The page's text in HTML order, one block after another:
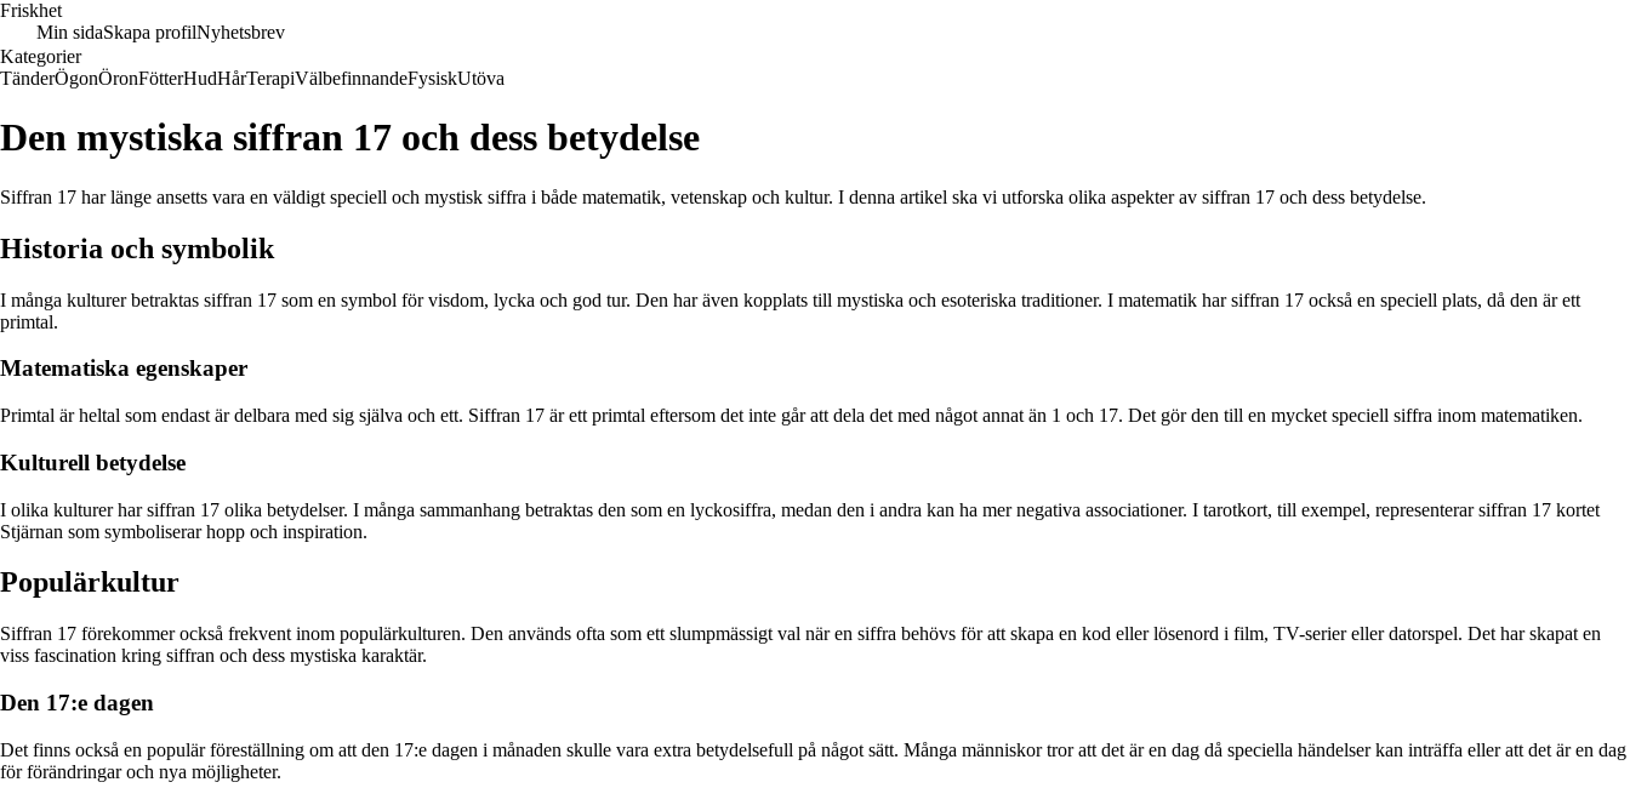
Friskhet
Min sidaSkapa profilNyhetsbrev
Kategorier
TänderÖgonÖronFötterHudHårTerapiVälbefinnandeFysiskUtöva
Den mystiska siffran 17 och dess betydelse
Siffran 17 har länge ansetts vara en väldigt speciell och mystisk siffra i både matematik, vetenskap och kultur. I denna artikel ska vi utforska olika aspekter av siffran 17 och dess betydelse.
Historia och symbolik
I många kulturer betraktas siffran 17 som en symbol för visdom, lycka och god tur. Den har även kopplats till mystiska och esoteriska traditioner. I matematik har siffran 17 också en speciell plats, då den är ett
primtal.
Matematiska egenskaper
Primtal är heltal som endast är delbara med sig själva och ett. Siffran 17 är ett primtal eftersom det inte går att dela det med något annat än 1 och 17. Det gör den till en mycket speciell siffra inom matematiken.
Kulturell betydelse
I olika kulturer har siffran 17 olika betydelser. I många sammanhang betraktas den som en lyckosiffra, medan den i andra kan ha mer negativa associationer. I tarotkort, till exempel, representerar siffran 17 kortet
Stjärnan som symboliserar hopp och inspiration.
Populärkultur
Siffran 17 förekommer också frekvent inom populärkulturen. Den används ofta som ett slumpmässigt val när en siffra behövs för att skapa en kod eller lösenord i film, TV-serier eller datorspel. Det har skapat en
viss fascination kring siffran och dess mystiska karaktär.
Den 17:e dagen
Det finns också en populär föreställning om att den 17:e dagen i månaden skulle vara extra betydelsefull på något sätt. Många människor tror att det är en dag då speciella händelser kan inträffa eller att det är en dag
för förändringar och nya möjligheter.